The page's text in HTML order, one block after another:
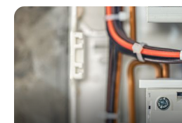
Евроток